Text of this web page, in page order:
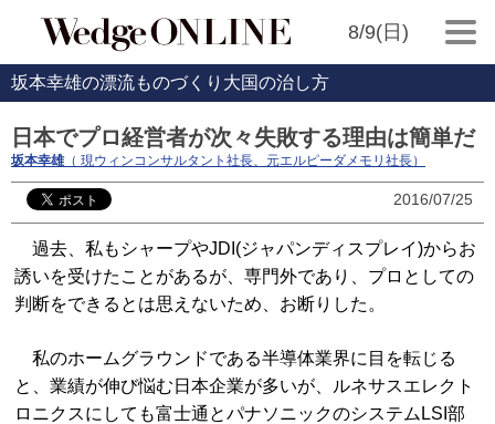
8/9(日)
坂本幸雄の漂流ものづくり大国の治し方
日本でプロ経営者が次々失敗する理由は簡単だ
坂本幸雄（ 現ウィンコンサルタント社長、元エルピーダメモリ社長）
2016/07/25
過去、私もシャープやJDI(ジャパンディスプレイ)からお
誘いを受けたことがあるが、専門外であり、プロとしての
判断をできるとは思えないため、お断りした。
私のホームグラウンドである半導体業界に目を転じる
と、業績が伸び悩む日本企業が多いが、ルネサスエレクト
ロニクスにしても富士通とパナソニックのシステムLSI部